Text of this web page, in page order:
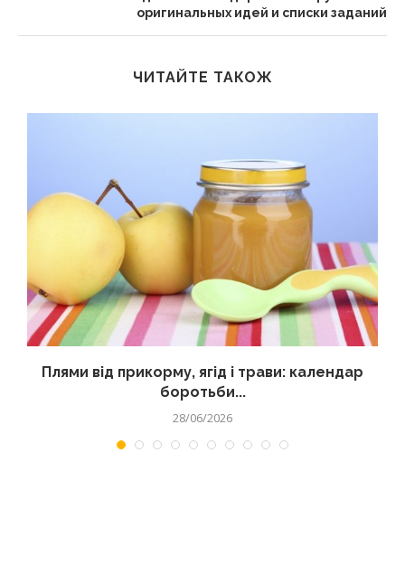
оригинальных идей и списки заданий
ЧИТАЙТЕ ТАКОЖ
Плями від прикорму, ягід і трави: календар
боротьби...
28/06/2026